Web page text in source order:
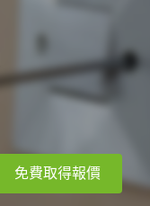
免費取得報價